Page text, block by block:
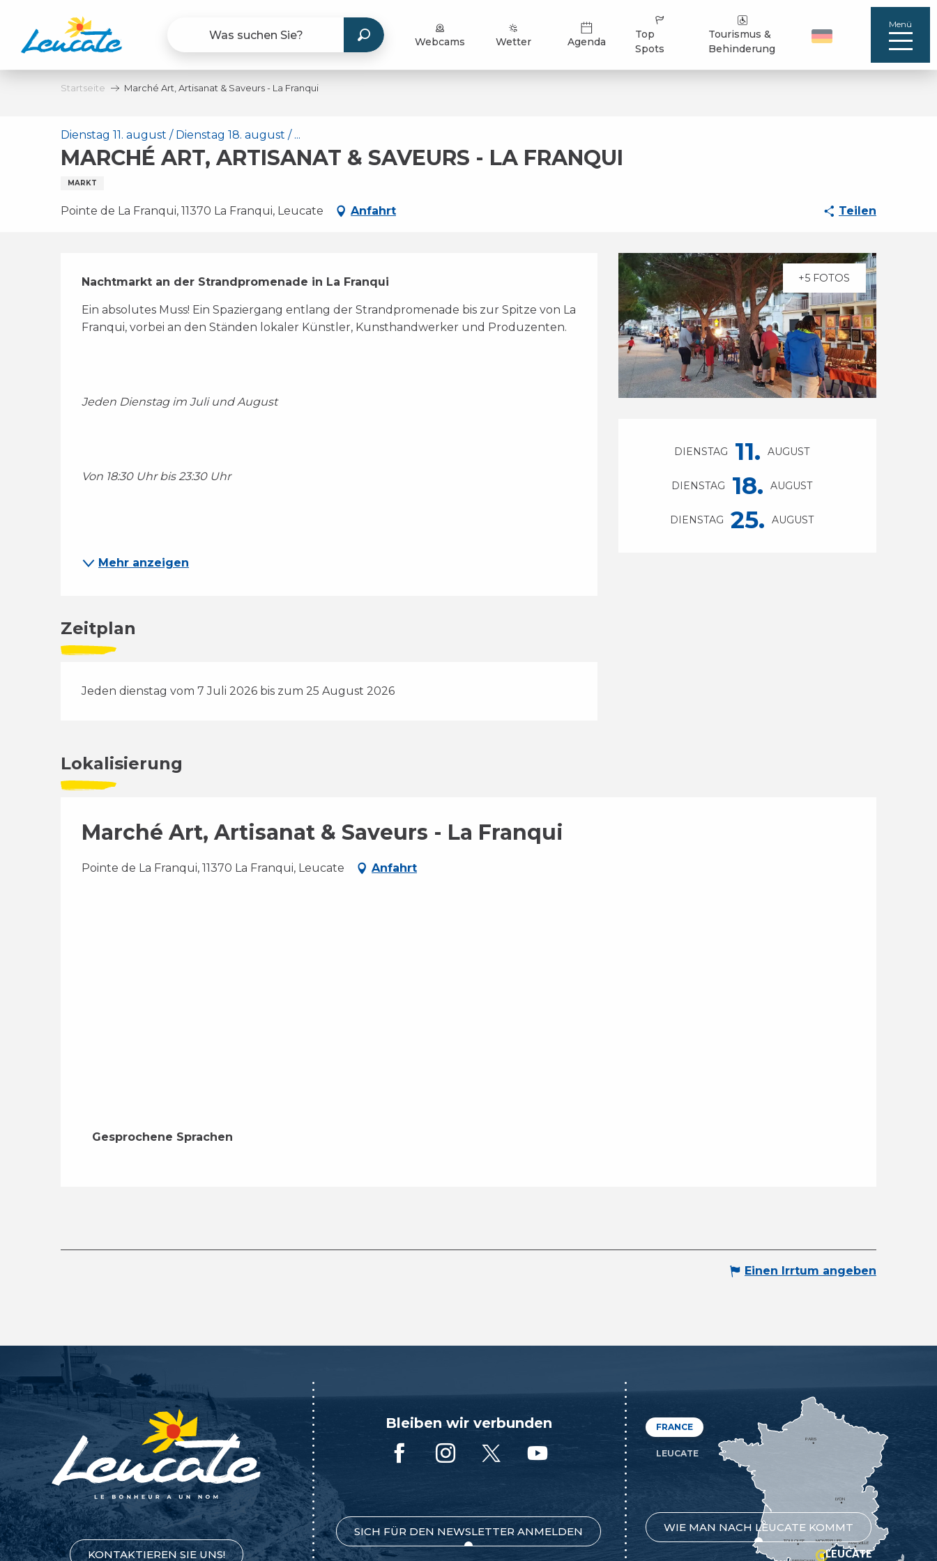
contenu
principal
Webcams Wetter Agenda
Top
Spots
Tourismus &
Behinderung
Menü
Startseite Marché Art, Artisanat & Saveurs - La Franqui
Dienstag 11. august / Dienstag 18. august / ...
MARCHÉ ART, ARTISANAT & SAVEURS - LA FRANQUI
MARKT
Pointe de La Franqui, 11370 La Franqui, Leucate Anfahrt Teilen
+5 FOTOS
Öffnungszeiten &
DIENSTAG 11. AUGUST
DIENSTAG 18. AUGUST
DIENSTAG 25. AUGUST
Beschreibung
Nachtmarkt an der Strandpromenade in La Franqui
Ein absolutes Muss! Ein Spaziergang entlang der Strandpromenade bis zur Spitze von La
Franqui, vorbei an den Ständen lokaler Künstler, Kunsthandwerker und Produzenten.
Jeden Dienstag im Juli und August
Von 18:30 Uhr bis 23:30 Uhr
Mehr anzeigen
Zeitplan
Jeden dienstag vom 7 Juli 2026 bis zum 25 August 2026
Lokalisierung
Marché Art, Artisanat & Saveurs - La Franqui
Pointe de La Franqui, 11370 La Franqui, Leucate Anfahrt
Gesprochene Sprachen
Gesprochene Sprachen
Einen Irrtum angeben
KONTAKTIEREN SIE UNS!
Bleiben wir verbunden
SICH FÜR DEN NEWSLETTER ANMELDEN
FRANCE
LEUCATE
WIE MAN NACH LEUCATE KOMMT
MONTPELLIER MARSEILLE
TOULOUSE
LYON
PARIS
LEUCATE